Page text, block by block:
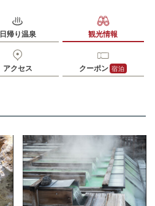
日帰り温泉 観光情報
アクセス クーポン 宿泊